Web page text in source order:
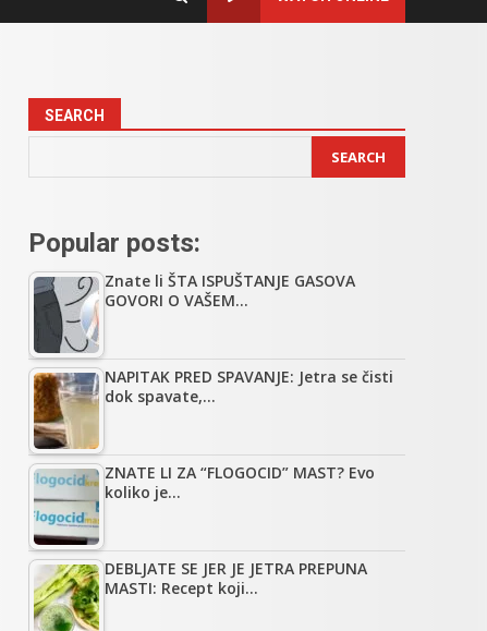
SEARCH
SEARCH
Popular posts:
Znate li ŠTA ISPUŠTANJE GASOVA
GOVORI O VAŠEM…
NAPITAK PRED SPAVANJE: Jetra se čisti
dok spavate,…
ZNATE LI ZA “FLOGOCID” MAST? Evo
koliko je…
DEBLJATE SE JER JE JETRA PREPUNA
MASTI: Recept koji…